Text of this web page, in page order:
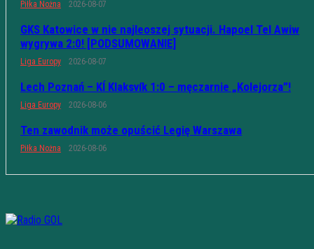
Piłka Nożna 2026-08-07
GKS Katowice w nie najleoszej sytuacji. Hapoel Tel Awiw
wygrywa 2:0! [PODSUMOWANIE]
Liga Europy 2026-08-07
Lech Poznań – KÍ Klaksvík 1:0 – męczarnie „Kolejorza”!
Liga Europy 2026-08-06
Ten zawodnik może opuścić Legię Warszawa
Piłka Nożna 2026-08-06